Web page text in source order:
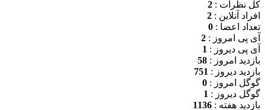
کل نظرات : 2
افراد آنلاین : 2
تعداد اعضا : 0
آی پی امروز : 2
آی پی دیروز : 1
بازدید امروز : 58
بازدید دیروز : 751
گوگل امروز : 0
گوگل دیروز : 1
بازدید هفته : 1136